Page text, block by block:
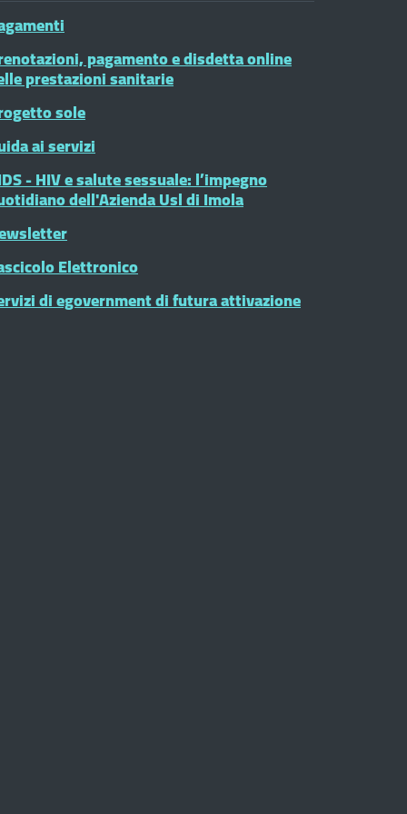
pagamento e disdetta online
prestazioni sanitarie
sole
ai servizi
- HIV e salute sessuale: l’impegno
dell'Azienda Usl di Imola
Elettronico
di egovernment di futura attivazione